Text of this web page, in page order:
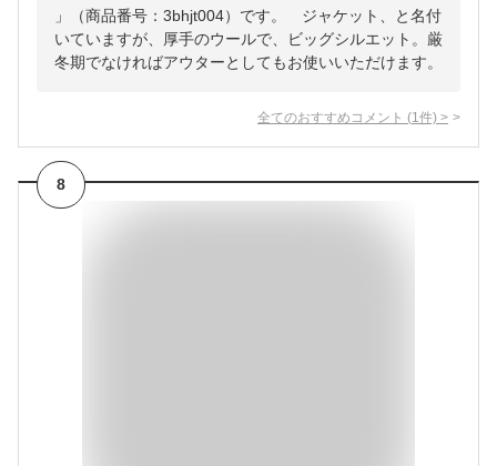
」（商品番号：3bhjt004）です。 ジャケット、と名付
いていますが、厚手のウールで、ビッグシルエット。厳
冬期でなければアウターとしてもお使いいただけます。
全てのおすすめコメント (1 件) >
8